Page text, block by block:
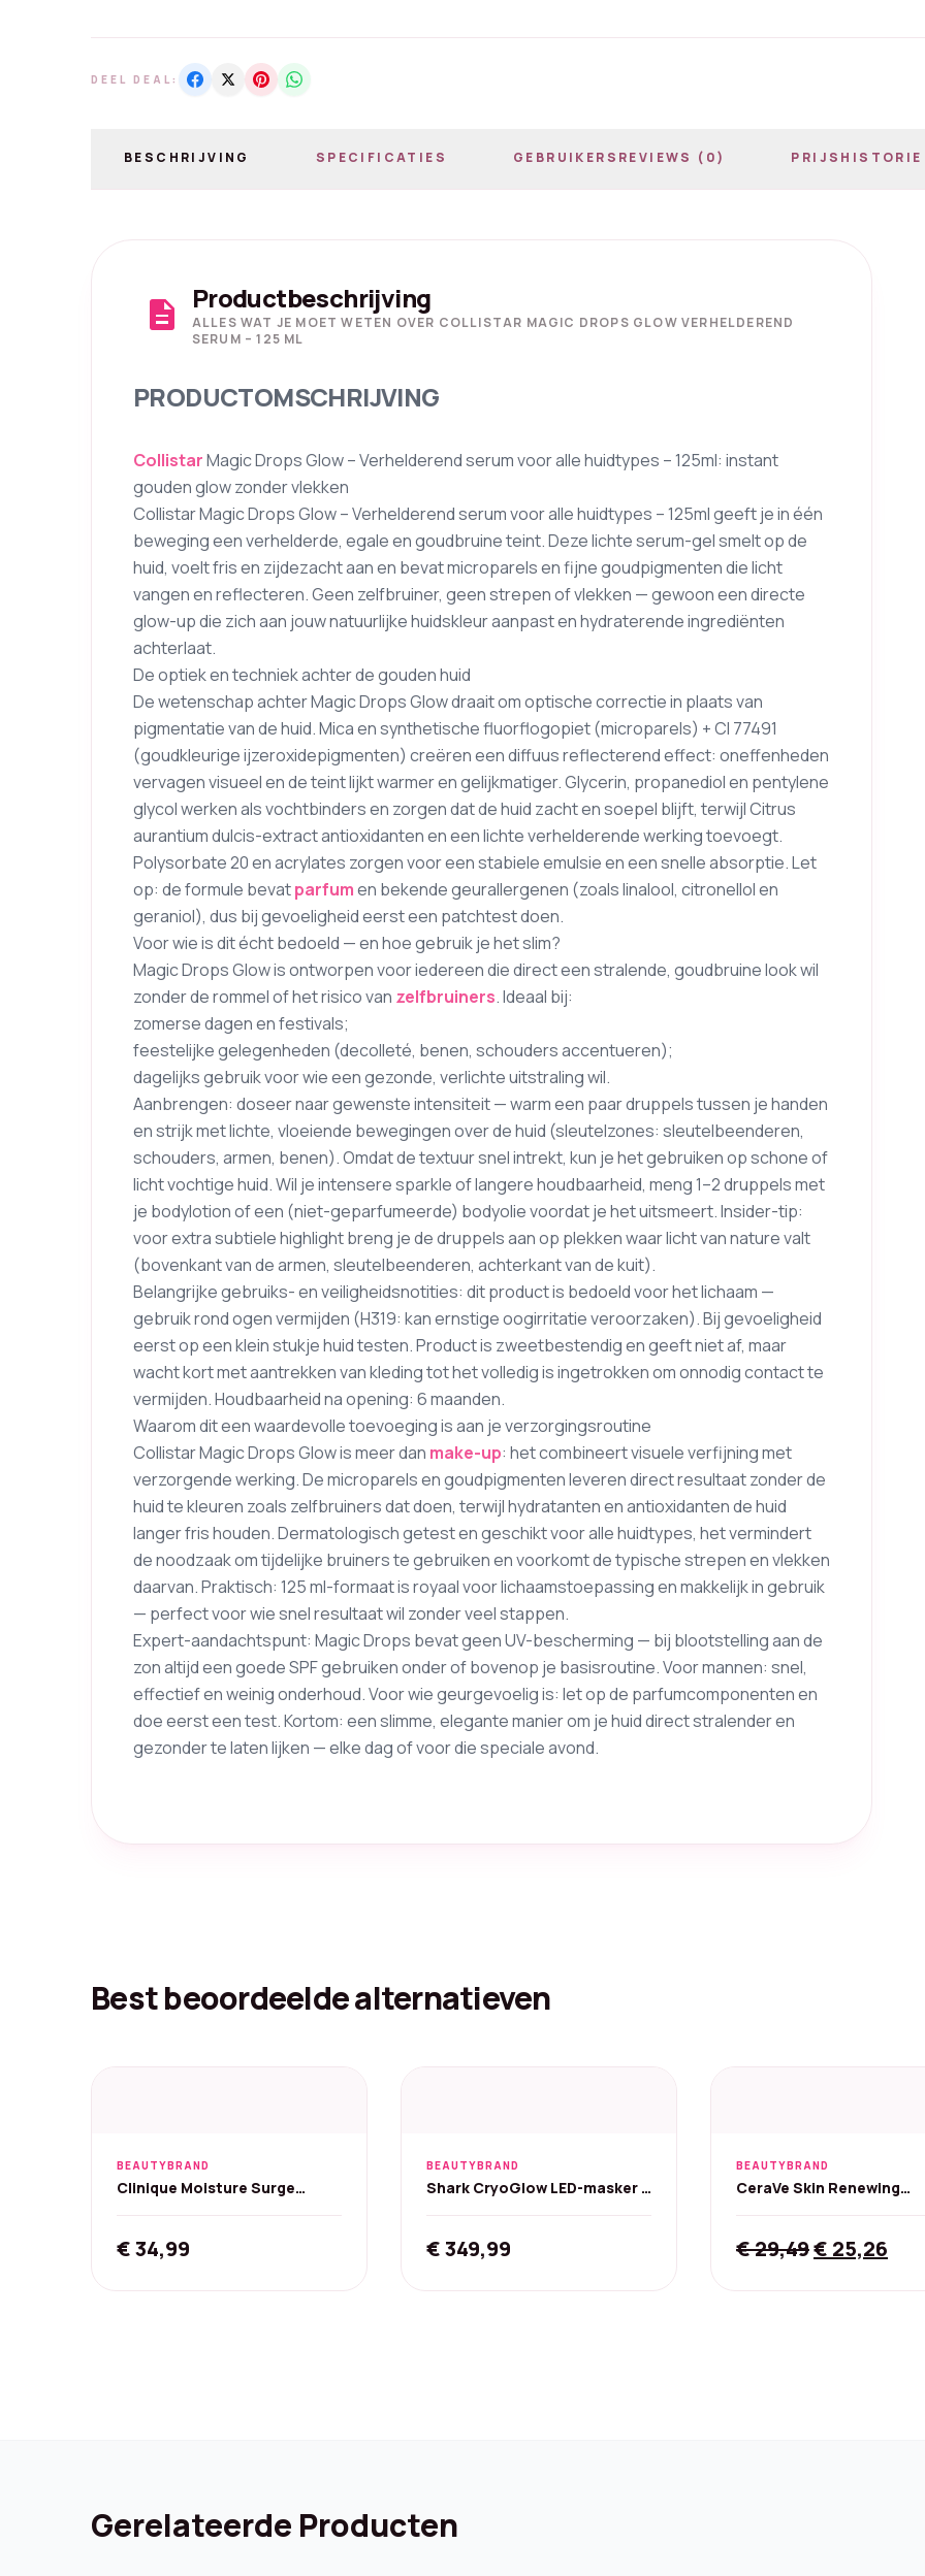
DEEL DEAL:
BESCHRIJVING SPECIFICATIES GEBRUIKERSREVIEWS (0) PRIJSHISTORIE
description Productbeschrijving
ALLES WAT JE MOET WETEN OVER COLLISTAR MAGIC DROPS GLOW VERHELDEREND
SERUM – 125 ML
PRODUCTOMSCHRIJVING
CollistarMagic Drops Glow – Verhelderend serum voor alle huidtypes – 125ml: instant
gouden glow zonder vlekken
Collistar Magic Drops Glow – Verhelderend serum voor alle huidtypes – 125ml geeft je in één
beweging een verhelderde, egale en goudbruine teint. Deze lichte serum-gel smelt op de
huid, voelt fris en zijdezacht aan en bevat microparels en fijne goudpigmenten die licht
vangen en reflecteren. Geen zelfbruiner, geen strepen of vlekken — gewoon een directe
glow-up die zich aan jouw natuurlijke huidskleur aanpast en hydraterende ingrediënten
achterlaat.
De optiek en techniek achter de gouden huid
De wetenschap achter Magic Drops Glow draait om optische correctie in plaats van
pigmentatie van de huid. Mica en synthetische fluorflogopiet (microparels) + CI 77491
(goudkleurige ijzeroxidepigmenten) creëren een diffuus reflecterend effect: oneffenheden
vervagen visueel en de teint lijkt warmer en gelijkmatiger. Glycerin, propanediol en pentylene
glycol werken als vochtbinders en zorgen dat de huid zacht en soepel blijft, terwijl Citrus
aurantium dulcis-extract antioxidanten en een lichte verhelderende werking toevoegt.
Polysorbate 20 en acrylates zorgen voor een stabiele emulsie en een snelle absorptie. Let
op: de formule bevatparfumen bekende geurallergenen (zoals linalool, citronellol en
geraniol), dus bij gevoeligheid eerst een patchtest doen.
Voor wie is dit écht bedoeld — en hoe gebruik je het slim?
Magic Drops Glow is ontworpen voor iedereen die direct een stralende, goudbruine look wil
zonder de rommel of het risico van zelfbruiners. Ideaal bij:
zomerse dagen en festivals;
feestelijke gelegenheden (decolleté, benen, schouders accentueren);
dagelijks gebruik voor wie een gezonde, verlichte uitstraling wil.
Aanbrengen: doseer naar gewenste intensiteit — warm een paar druppels tussen je handen
en strijk met lichte, vloeiende bewegingen over de huid (sleutelzones: sleutelbeenderen,
schouders, armen, benen). Omdat de textuur snel intrekt, kun je het gebruiken op schone of
licht vochtige huid. Wil je intensere sparkle of langere houdbaarheid, meng 1–2 druppels met
je bodylotion of een (niet-geparfumeerde) bodyolie voordat je het uitsmeert. Insider-tip:
voor extra subtiele highlight breng je de druppels aan op plekken waar licht van nature valt
(bovenkant van de armen, sleutelbeenderen, achterkant van de kuit).
Belangrijke gebruiks- en veiligheidsnotities: dit product is bedoeld voor het lichaam —
gebruik rond ogen vermijden (H319: kan ernstige oogirritatie veroorzaken). Bij gevoeligheid
eerst op een klein stukje huid testen. Product is zweetbestendig en geeft niet af, maar
wacht kort met aantrekken van kleding tot het volledig is ingetrokken om onnodig contact te
vermijden. Houdbaarheid na opening: 6 maanden.
Waarom dit een waardevolle toevoeging is aan je verzorgingsroutine
Collistar Magic Drops Glow is meer dan make-up: het combineert visuele verfijning met
verzorgende werking. De microparels en goudpigmenten leveren direct resultaat zonder de
huid te kleuren zoals zelfbruiners dat doen, terwijl hydratanten en antioxidanten de huid
langer fris houden. Dermatologisch getest en geschikt voor alle huidtypes, het vermindert
de noodzaak om tijdelijke bruiners te gebruiken en voorkomt de typische strepen en vlekken
daarvan. Praktisch: 125 ml-formaat is royaal voor lichaamstoepassing en makkelijk in gebruik
— perfect voor wie snel resultaat wil zonder veel stappen.
Expert-aandachtspunt: Magic Drops bevat geen UV-bescherming — bij blootstelling aan de
zon altijd een goede SPF gebruiken onder of bovenop je basisroutine. Voor mannen: snel,
effectief en weinig onderhoud. Voor wie geurgevoelig is: let op de parfumcomponenten en
doe eerst een test. Kortom: een slimme, elegante manier om je huid direct stralender en
gezonder te laten lijken — elke dag of voor die speciale avond.
Best beoordeelde alternatieven
BEAUTYBRAND
Clinique Moisture Surge
€34,99
BEAUTYBRAND
Shark CryoGlow LED-masker -
€349,99
BEAUTYBRAND
CeraVe Skin Renewing
€29,49Original
€ 25,26
Gerelateerde Producten